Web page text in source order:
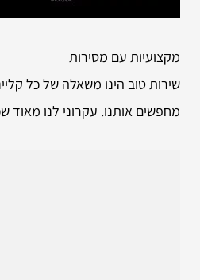
מקצועיות עם מסירות
שירות טוב הינו משאלה של כל
מחפשים אותנו. עקרוני לנו